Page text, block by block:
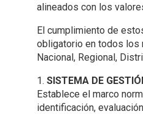
alineados con los
El cumplimiento de
obligatorio en todos los
Nacional, Regional,
1. SISTEMA DE
Establece el marco
identificación,